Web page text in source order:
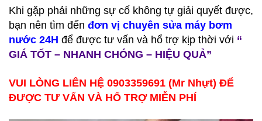
Khi gặp phải những sự cố không tự giải quyết được,
bạn nên tìm đến đơn vị chuyên sửa máy bơm
nước 24H để được tư vấn và hổ trợ kịp thời với “
GIÁ TỐT – NHANH CHÓNG – HIỆU QUẢ”
VUI LÒNG LIÊN HỆ 0903359691 (Mr Nhựt) ĐỂ
ĐƯỢC TƯ VẤN VÀ HỔ TRỢ MIỄN PHÍ